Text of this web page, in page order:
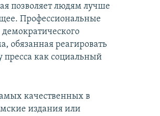
позволяет людям лучше
Профессиональные
обязанная реагировать
как социальный
качественных в
издания или